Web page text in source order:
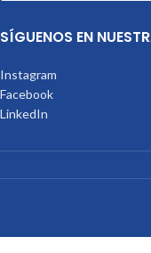
SÍGUENOS EN
Instagram
Facebook
LinkedIn